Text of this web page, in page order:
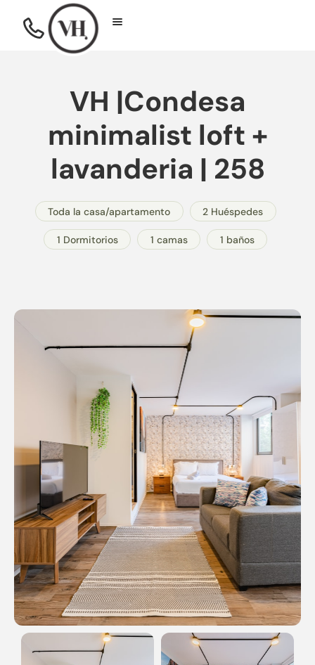
VH |Condesa
minimalist loft +
lavanderia | 258
Toda la casa/apartamento 2 Huéspedes
1 Dormitorios 1 camas 1 baños